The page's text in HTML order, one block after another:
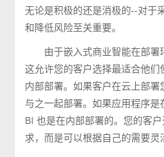
无论是积极的还是消极的--对于
和降低风险至关重要。
由于嵌入式商业智能在部署
这允许您的客户选择最适合他
内部部署。如果客户在云上部
与之一起部署。如果应用程序
BI 也是在内部部署的。您的客
求，而是可以根据自己的需要灵